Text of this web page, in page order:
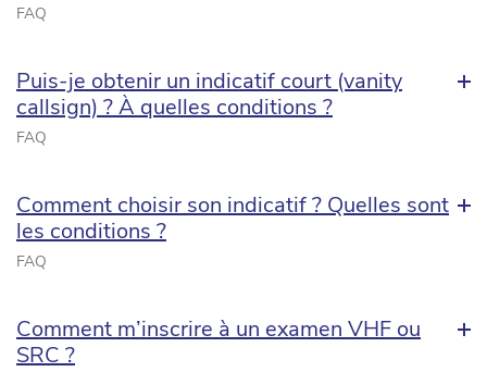
FAQ
Puis-je obtenir un indicatif court (vanity
callsign) ? À quelles conditions ?
FAQ
Comment choisir son indicatif ? Quelles sont
les conditions ?
FAQ
Comment m’inscrire à un examen VHF ou
SRC ?